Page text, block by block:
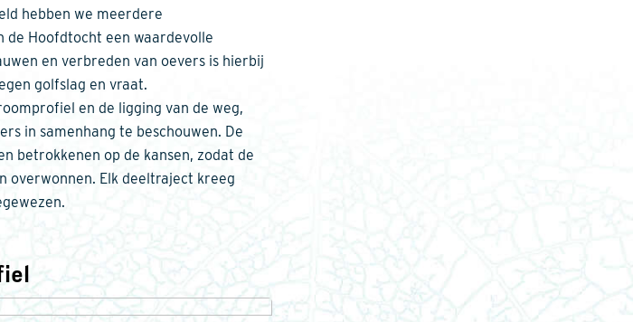
hebben we meerdere
Hoofdtocht een waardevolle
en verbreden van oevers is hierbij
golfslag en vraat.
en de ligging van de weg,
in samenhang te beschouwen. De
betrokkenen op de kansen, zodat de
overwonnen. Elk deeltraject kreeg